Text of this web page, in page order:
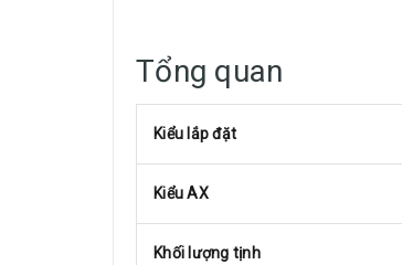
Tổng quan
Kiểu lắp đặt
Kiểu AX
Khối lượng tịnh